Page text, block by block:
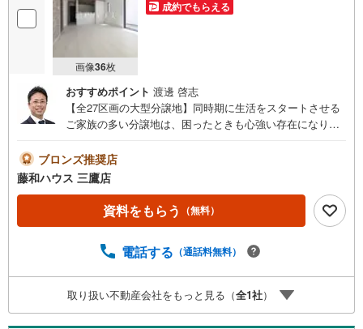
画像36枚
成約でもらえる
おすすめポイント 渡邊 啓志
【全27区画の大型分譲地】同時期に生活をスタートさせる
ご家族の多い分譲地は、困ったときも心強い存在になりそ
の三鷹店までお気軽にご連絡・ご相談下さい
ブロンズ推奨店
藤和ハウス 三鷹店
資料をもらう （無料）
電話する （通話料無料）
取り扱い不動産会社をもっと見る（全1社）